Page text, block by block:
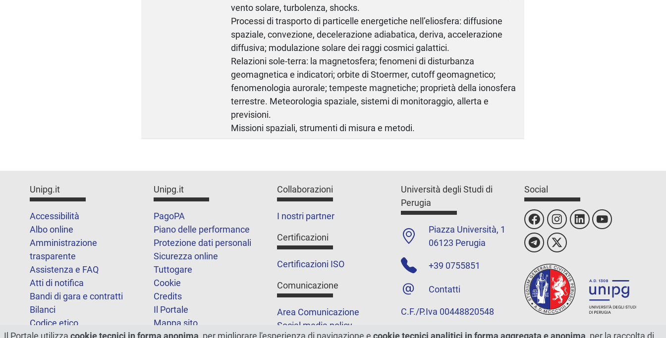
vento solare, turbolenza, shocks.
Processi di trasporto di particelle energetiche nell’eliosfera: diffusione
spaziale, convezione, decelerazione adiabatica, deriva, accelerazione
diffusiva; modulazione solare dei raggi cosmici galattici.
Relazioni sole-terra: la magnetosfera; fenomeni di disturbanza
geomagnetica e indicatori; orbite di Stoermer, cutoff geomagnetico;
fenomenologia aurorale; tempeste magnetiche; proprietà della ionosfera
terrestre. Meteorologia spaziale, sistemi di monitoraggio, allerta e
previsioni.
Missioni spaziali, strumenti di misura e metodi.
Unipg.it
Accessibilità
Albo online
Amministrazione
trasparente
Assistenza e FAQ
Atti di notifica
Bandi di gara e contratti
Bilanci
Codice etico
Unipg.it
PagoPA
Piano delle performance
Protezione dati personali
Sicurezza online
Tuttogare
Cookie
Credits
Il Portale
Mappa sito
Collaborazioni
I nostri partner
Certificazioni
Certificazioni ISO
Comunicazione
Area Comunicazione
Social media policy
Università degli Studi di
Perugia
Piazza Università, 1
06123 Perugia
+39 0755851
Contatti
C.F./P.Iva 00448820548
Social
Il Portale utilizza cookie tecnici in forma anonima , per migliorare l'esperienza di navigazione e cookie tecnici analitici in forma aggregata e anonima , per la raccolta di